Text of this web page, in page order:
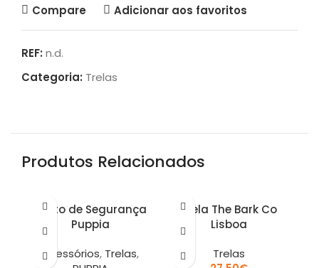
Compare Adicionar aos favoritos
REF: n.d.
Categoria: Trelas
Produtos Relacionados
Cinto de Segurança
Puppia
Acessórios, Trelas,
Trela The Bark Co
Lisboa
Trelas